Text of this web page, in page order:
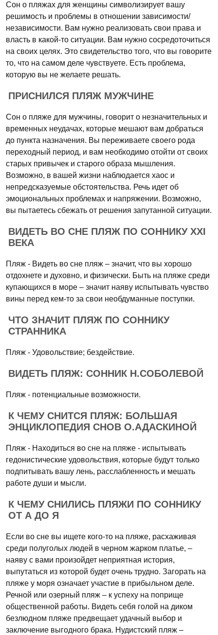
Сон о пляжах для женщины символизирует вашу
решимость и проблемы в отношении зависимости/
независимости. Вам нужно реализовать свои права и
власть в какой-то ситуации. Вам нужно сосредоточиться
на своих целях. Это свидетельство того, что вы говорите
то, что на самом деле чувствуете. Есть проблема,
которую вы не желаете решать.
ПРИСНИЛСЯ ПЛЯЖ МУЖЧИНЕ
Сон о пляже для мужчины, говорит о незначительных и
временных неудачах, которые мешают вам добраться
до пункта назначения. Вы переживаете своего рода
переходный период, и вам необходимо отойти от своих
старых привычек и старого образа мышления.
Возможно, в вашей жизни наблюдается хаос и
непредсказуемые обстоятельства. Речь идет об
эмоциональных проблемах и напряжении. Возможно,
вы пытаетесь сбежать от решения запутанной ситуации.
ВИДЕТЬ ВО СНЕ ПЛЯЖ ПО СОННИКУ XXI
ВЕКА
Пляж - Видеть во сне пляж – значит, что вы хорошо
отдохнете и духовно, и физически. Быть на пляже среди
купающихся в море – значит наяву испытывать чувство
вины перед кем-то за свои необдуманные поступки.
ЧТО ЗНАЧИТ ПЛЯЖ ПО СОННИКУ
СТРАННИКА
Пляж - Удовольствие; бездействие.
ВИДЕТЬ ПЛЯЖ: СОННИК Н.СОБОЛЕВОЙ
Пляж - потенциальные возможности.
К ЧЕМУ СНИТСЯ ПЛЯЖ: БОЛЬШАЯ
ЭНЦИКЛОПЕДИЯ СНОВ О.АДАСКИНОЙ
Пляж - Находиться во сне на пляже - испытывать
гедонистические удовольствия, которые будут только
подпитывать вашу лень, расслабленность и мешать
работе души и мысли.
К ЧЕМУ СНИЛИСЬ ПЛЯЖИ ПО СОННИКУ
ОТ А ДО Я
Если во сне вы ищете кого-то на пляже, расхаживая
среди полуголых людей в черном жарком платье, –
наяву с вами произойдет неприятная история,
выпутаться из которой будет очень трудно. Загорать на
пляже у моря означает участие в прибыльном деле.
Речной или озерный пляж – к успеху на поприще
общественной работы. Видеть себя голой на диком
безлюдном пляже предвещает удачный выбор и
заключение выгодного брака. Нудистский пляж –